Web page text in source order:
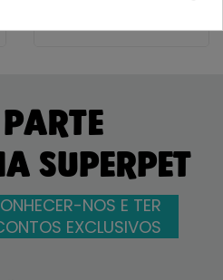
SUPERPET
NOS E TER
EXCLUSIVOS